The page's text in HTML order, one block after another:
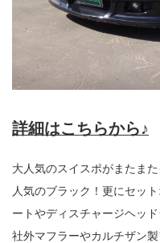
詳細はこちらから♪
大人気のスイスポがまたま
人気のブラック！更にセッ
ートやディスチャージヘッ
社外マフラーやカルチザン